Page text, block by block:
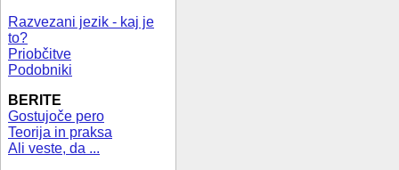
Razvezani jezik - kaj je
to?
Priobčitve
Podobniki
BERITE
Gostujoče pero
Teorija in praksa
Ali veste, da ...